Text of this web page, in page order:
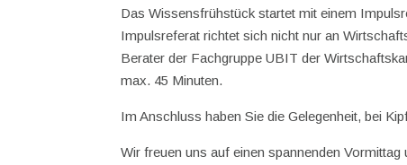
Das Wissensfrühstück startet mit einem
Impulsreferat richtet sich nicht nur an
Berater der Fachgruppe UBIT der
max. 45 Minuten.
Im Anschluss haben Sie die Gelegenheit, bei
Wir freuen uns auf einen spannenden